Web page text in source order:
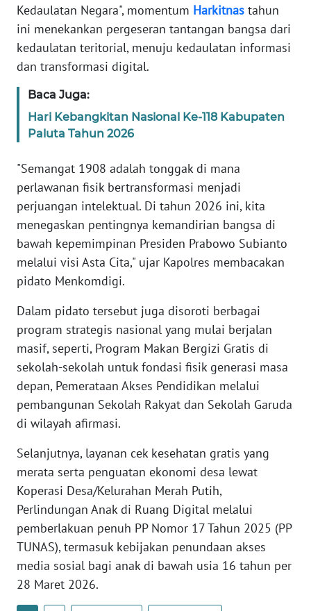
Kedaulatan Negara", momentum Harkitnas tahun
ini menekankan pergeseran tantangan bangsa dari
kedaulatan teritorial, menuju kedaulatan informasi
dan transformasi digital.
Baca Juga:
Hari Kebangkitan Nasional Ke-118 Kabupaten
Paluta Tahun 2026
"Semangat 1908 adalah tonggak di mana
perlawanan fisik bertransformasi menjadi
perjuangan intelektual. Di tahun 2026 ini, kita
menegaskan pentingnya kemandirian bangsa di
bawah kepemimpinan Presiden Prabowo Subianto
melalui visi Asta Cita," ujar Kapolres membacakan
pidato Menkomdigi.
Dalam pidato tersebut juga disoroti berbagai
program strategis nasional yang mulai berjalan
masif, seperti, Program Makan Bergizi Gratis di
sekolah-sekolah untuk fondasi fisik generasi masa
depan, Pemerataan Akses Pendidikan melalui
pembangunan Sekolah Rakyat dan Sekolah Garuda
di wilayah afirmasi.
Selanjutnya, layanan cek kesehatan gratis yang
merata serta penguatan ekonomi desa lewat
Koperasi Desa/Kelurahan Merah Putih,
Perlindungan Anak di Ruang Digital melalui
pemberlakuan penuh PP Nomor 17 Tahun 2025 (PP
TUNAS), termasuk kebijakan penundaan akses
media sosial bagi anak di bawah usia 16 tahun per
28 Maret 2026.
WN
SERAMBI
JAMBI
WN
WN
WN
SULTENG
WN
WN
BABEL
WN
SUMBAR
SUMSEL
WN
BENGKULU
WN
LAMPUNG
WN
JATENG